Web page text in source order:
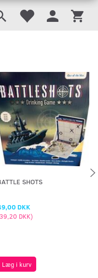
SHOTS
DKK
39,20 DKK)
Læg i kurv